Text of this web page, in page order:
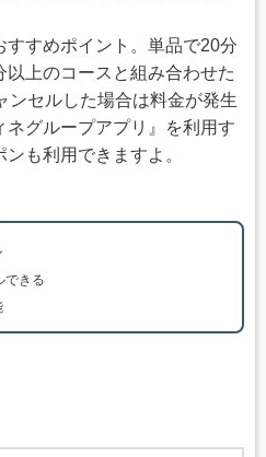
すすめポイント。単品で20分
以上のコースと組み合わせた
ンセルした場合は料金が発生
ネグループアプリ』を利用す
も利用できますよ。
できる